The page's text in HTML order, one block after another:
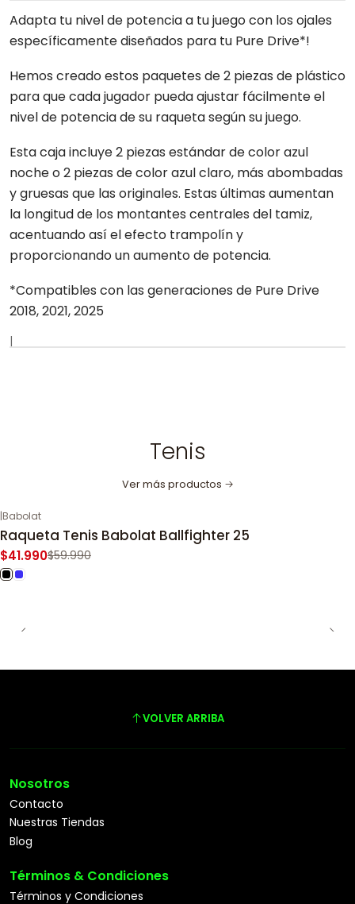
Adapta tu nivel de potencia a tu juego con los ojales
específicamente diseñados para tu Pure Drive*!
Hemos creado estos paquetes de 2 piezas de plástico
para que cada jugador pueda ajustar fácilmente el
nivel de potencia de su raqueta según su juego.
Esta caja incluye 2 piezas estándar de color azul
noche o 2 piezas de color azul claro, más abombadas
y gruesas que las originales. Estas últimas aumentan
la longitud de los montantes centrales del tamiz,
acentuando así el efecto trampolín y
proporcionando un aumento de potencia.
*Compatibles con las generaciones de Pure Drive
2018, 2021, 2025
|
Tenis
Ver más productos
-30%OFF
|Babolat
Raqueta Tenis Babolat Ballfighter 25
$41.990$59.990
VOLVER ARRIBA
Nosotros
Contacto
Nuestras Tiendas
Blog
Términos & Condiciones
Términos y Condiciones